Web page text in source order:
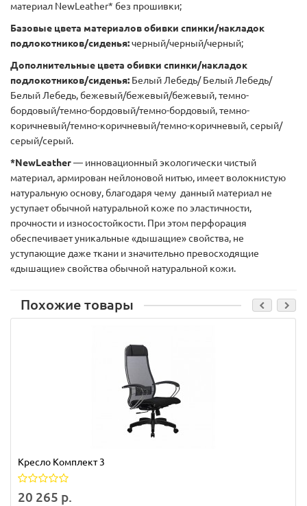
материал NewLeather* без прошивки;
Базовые цвета материалов обивки спинки/накладок
подлокотников/сиденья:черный/черный/черный;
Дополнительные цвета обивки спинки/накладок
подлокотников/сиденья: Белый Лебедь/ Белый Лебедь/
Белый Лебедь, бежевый/бежевый/бежевый, темно-
бордовый/темно-бордовый/темно-бордовый, темно-
коричневый/темно-коричневый/темно-коричневый, серый/
серый/серый.
*NewLeather— инновационный экологически чистый
материал, армирован нейлоновой нитью, имеет волокнистую
натуральную основу, благодаря чему данный материал не
уступает обычной натуральной коже по эластичности,
прочности и износостойкости. При этом перфорация
обеспечивает уникальные «дышащие» свойства, не
уступающие даже ткани и значительно превосходящие
«дышащие» свойства обычной натуральной кожи.
Похожие товары
Кресло Комплект 3
20 265 р.